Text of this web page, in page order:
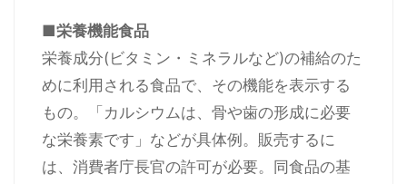
■栄養機能食品
栄養成分(ビタミン・ミネラルなど)の補給のた
めに利用される食品で、その機能を表示する
もの。「カルシウムは、骨や歯の形成に必要
な栄養素です」などが具体例。販売するに
は、消費者庁長官の許可が必要。同食品の基